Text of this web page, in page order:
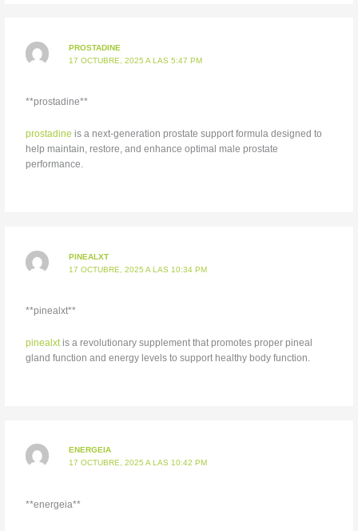
PROSTADINE
17 OCTUBRE, 2025 A LAS 5:47 PM
**prostadine**
prostadine is a next-generation prostate support formula designed to
help maintain, restore, and enhance optimal male prostate
performance.
PINEALXT
17 OCTUBRE, 2025 A LAS 10:34 PM
** pinealxt**
pinealxtis a revolutionary supplement that promotes proper pineal
gland function and energy levels to support healthy body function.
ENERGEIA
17 OCTUBRE, 2025 A LAS 10:42 PM
**energeia**